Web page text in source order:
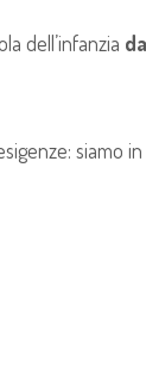
dell’infanzia
siamo